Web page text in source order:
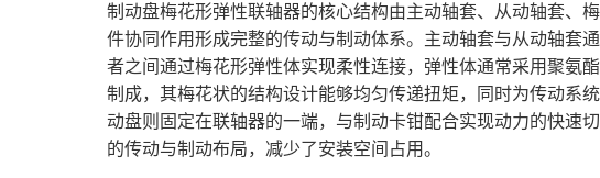
制动盘梅花形弹性联轴器的核心结构由主动轴套、从动轴套、
件协同作用形成完整的传动与制动体系。主动轴套与从动轴套
者之间通过梅花形弹性体实现柔性连接，弹性体通常采用聚氨
制成，其梅花状的结构设计能够均匀传递扭矩，同时为传动系
动盘则固定在联轴器的一端，与制动卡钳配合实现动力的快速
的传动与制动布局，减少了安装空间占用。